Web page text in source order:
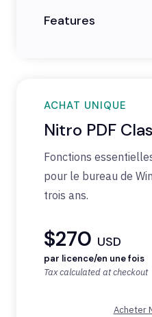
Features
ACHAT UNIQUE
Nitro PDF
Fonctions
pour le bureau de
trois ans.
$270 USD
par licence/en une fois
Tax calculated at checkout
Acheter